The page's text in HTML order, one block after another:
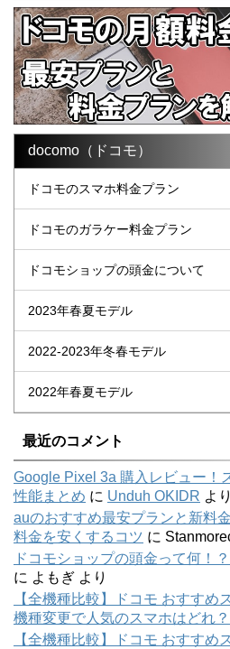
docomo（ドコモ）
ドコモのスマホ料金プラン
ドコモのガラケー料金プラン
ドコモショップの頭金について
2023年春夏モデル
2022-2023年冬春モデル
2022年春夏モデル
最近のコメント
Google Pixel 3a 購入レビュー！
性能まとめ に Unduh OKIDR より
auのおすすめ最安プランと新料
料金を安くするコツ に
ドコモショップの頭金って何！
に よもぎ より
【全機種比較】ドコモ おすすめ
機種変更で人気のスマホはどれ？
【全機種比較】ドコモ おすすめ